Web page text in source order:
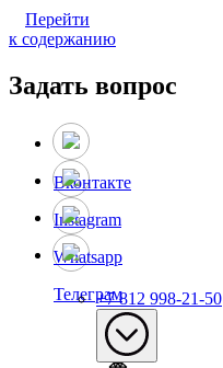
Перейти
к содержанию
Задать вопрос
Вконтакте
Instagram
Whatsapp
Телеграм+7 812 998-21-50